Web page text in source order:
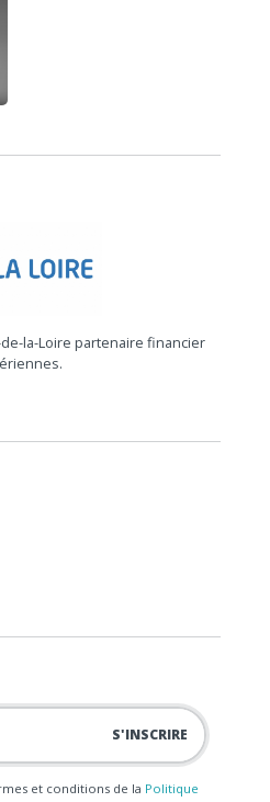
la-Loire partenaire financier
et conditions de la Politique